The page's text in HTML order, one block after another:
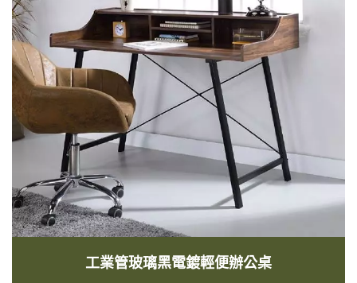
工業管玻璃黑電鍍輕便辦公桌